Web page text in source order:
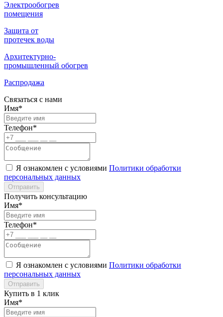
Электрообогрев
помещения
Защита от
протечек воды
Архитектурно-
промышленный обогрев
Распродажа
Связаться с нами
Имя*
Телефон*
Я ознакомлен с условиями Политики обработки
персональных данных
Отправить
Получить консультацию
Имя*
Телефон*
Я ознакомлен с условиями Политики обработки
персональных данных
Отправить
Купить в 1 клик
Имя*